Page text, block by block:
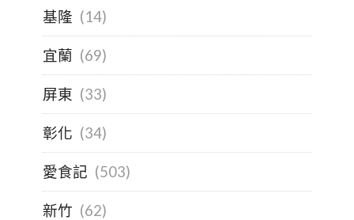
基隆 (14)
宜蘭 (69)
屏東 (33)
彰化 (34)
愛食記 (503)
新竹 (62)